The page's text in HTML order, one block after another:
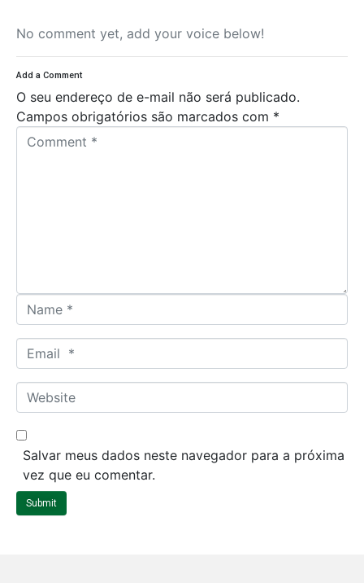
No comment yet, add your voice below!
Add a Comment
O seu endereço de e-mail não será publicado.
Campos obrigatórios são marcados com *
a
m
*
m
a
*
W
e
b
t
Salvar meus dados neste navegador para a próxima
vez que eu comentar.
Submit